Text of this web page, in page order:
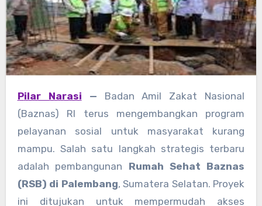
Pilar Narasi — Badan Amil Zakat Nasional
(Baznas) RI terus mengembangkan program
pelayanan sosial untuk masyarakat kurang
mampu. Salah satu langkah strategis terbaru
adalah pembangunan Rumah Sehat Baznas
(RSB) di Palembang, Sumatera Selatan. Proyek
ini ditujukan untuk mempermudah akses